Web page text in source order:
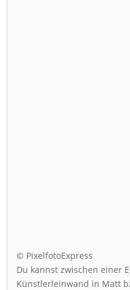
© PixelfotoExpress
Du kannst zwischen einer
Künstlerleinwand in Matt